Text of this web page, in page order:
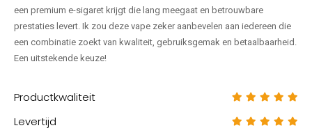
een premium e-sigaret krijgt die lang meegaat en betrouwbare
prestaties levert. Ik zou deze vape zeker aanbevelen aan iedereen die
een combinatie zoekt van kwaliteit, gebruiksgemak en betaalbaarheid.
Een uitstekende keuze!
Productkwaliteit
Levertijd